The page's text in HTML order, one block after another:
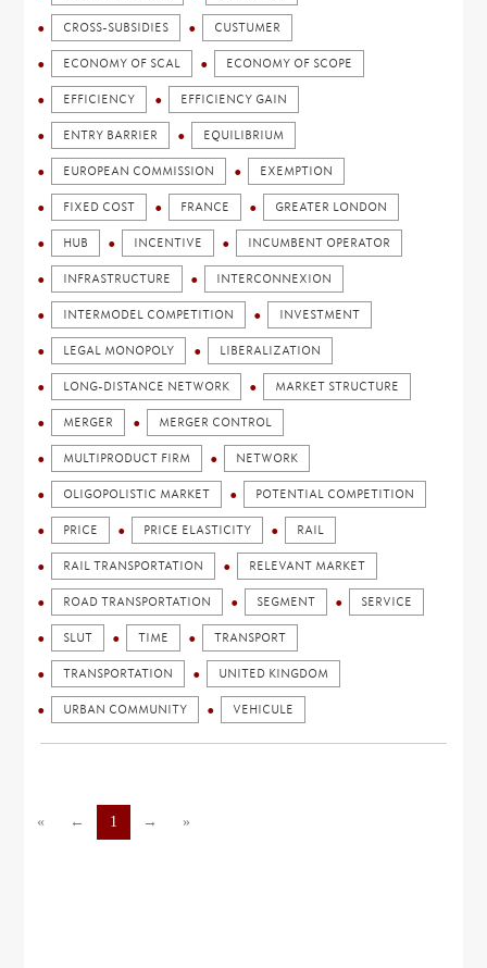
CROSS-SUBSIDIES CUSTUMER
ECONOMY OF SCAL ECONOMY OF SCOPE
EFFICIENCY EFFICIENCY GAIN
ENTRY BARRIER EQUILIBRIUM
EUROPEAN COMMISSION EXEMPTION
FIXED COST FRANCE GREATER LONDON
HUB INCENTIVE INCUMBENT OPERATOR
INFRASTRUCTURE INTERCONNEXION
INTERMODEL COMPETITION INVESTMENT
LEGAL MONOPOLY LIBERALIZATION
LONG-DISTANCE NETWORK MARKET STRUCTURE
MERGER MERGER CONTROL
MULTIPRODUCT FIRM NETWORK
OLIGOPOLISTIC MARKET POTENTIAL COMPETITION
PRICE PRICE ELASTICITY RAIL
RAIL TRANSPORTATION RELEVANT MARKET
ROAD TRANSPORTATION SEGMENT SERVICE
SLUT TIME TRANSPORT
TRANSPORTATION UNITED KINGDOM
URBAN COMMUNITY VEHICULE
« ← 1 → »